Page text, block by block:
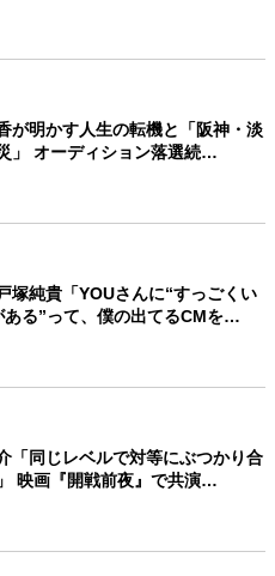
が明かす人生の転機と「阪神・淡
」 オーディション落選続…
塚純貴「YOUさんに“すっごくい
ある”って、僕の出てるCMを…
「同じレベルで対等にぶつかり合
映画『開戦前夜』で共演…